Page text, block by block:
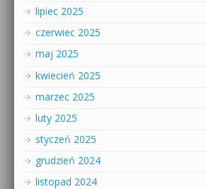
lipiec 2025
czerwiec 2025
maj 2025
kwiecień 2025
marzec 2025
luty 2025
styczeń 2025
grudzień 2024
listopad 2024